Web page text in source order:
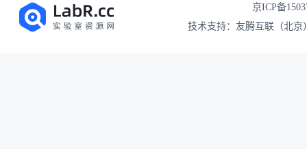
京ICP备
技术支持：友腾互联（北京